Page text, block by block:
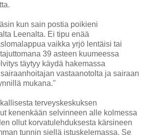
kun sain postia poikieni
Leenalta. Ei tipu enää
vaikka yrjö lentäisi tai
39 asteen kuumeessa
täytyy käydä hakemassa
vastaanotolta ja sairaan
mukana."
terveyskeskuksen
kenenkään selvinneen alle kolmessa
ollut korvatulehduksesta kärsineen
tunnin siellä istuskelemassa. Se